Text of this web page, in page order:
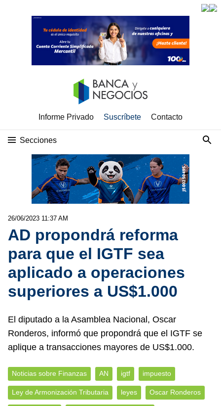
Informe Privado Suscríbete Contacto
Secciones
26/06/2023 11:37 AM
AD propondrá reforma
para que el IGTF sea
aplicado a operaciones
superiores a US$1.000
El diputado a la Asamblea Nacional, Oscar
Ronderos, informó que propondrá que el IGTF se
aplique a transacciones mayores de US$1.000.
Noticias sobre Finanzas AN igtf impuesto
Ley de Armonización Tributaria leyes Oscar Ronderos